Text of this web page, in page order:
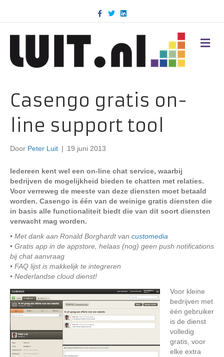
c
k
T
w
i
n
d
M
E
Casengo gratis on-
line support tool
Door Peter Luit | 19 juni 2013
Iedereen kent wel een on-line chat service, waarbij
bedrijven de mogelijkheid bieden te chatten met relaties.
Voor verreweg de meeste van deze diensten moet betaald
worden. Casengo is één van de weinige gratis diensten die
in basis alle functionaliteit biedt die van dit soort diensten
verwacht mag worden.
• Met dank aan Ronald Borghardt van customedia
• Gratis app in de appstore, helaas (nog) geen push notifications
bij chat aanvraag
• FAQ lijst is makkelijk te integreren
• Nederlandse cloud dienst!
Voor kleine
bedrijven met
één gebruiker
is de dienst
volledig
gratis, voor
elke extra